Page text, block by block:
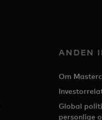
ANDEN
Om
Global
personlige